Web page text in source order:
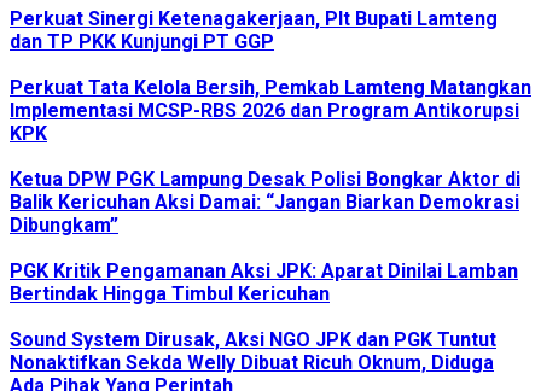
Perkuat Sinergi Ketenagakerjaan, Plt Bupati Lamteng
dan TP PKK Kunjungi PT GGP
Perkuat Tata Kelola Bersih, Pemkab Lamteng Matangkan
Implementasi MCSP-RBS 2026 dan Program Antikorupsi
KPK
Ketua DPW PGK Lampung Desak Polisi Bongkar Aktor di
Balik Kericuhan Aksi Damai: “Jangan Biarkan Demokrasi
Dibungkam”
PGK Kritik Pengamanan Aksi JPK: Aparat Dinilai Lamban
Bertindak Hingga Timbul Kericuhan
Sound System Dirusak, Aksi NGO JPK dan PGK Tuntut
Nonaktifkan Sekda Welly Dibuat Ricuh Oknum, Diduga
Ada Pihak Yang Perintah